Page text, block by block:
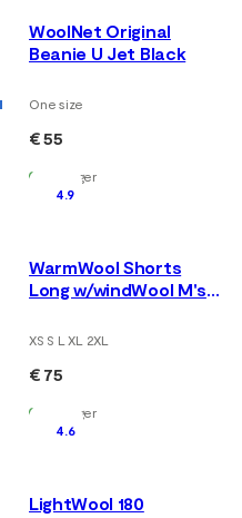
WoolNet Original
Beanie U Jet Black
One size
€ 55
Auf Lager
4.9
WarmWool Shorts
Long w/windWool M's
XS S L XL 2XL
€ 75
Auf Lager
4.6
LightWool 180